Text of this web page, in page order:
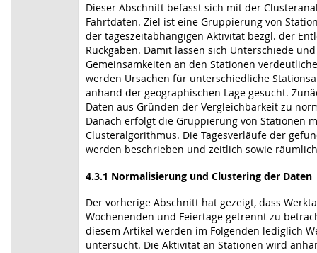
Dieser Abschnitt befasst sich mit der
Fahrtdaten. Ziel ist eine Gruppierung von
der tageszeitabhängigen Aktivität bezgl. der
Rückgaben. Damit lassen sich Unterschiede und
Gemeinsamkeiten an den Stationen
werden Ursachen für unterschiedliche
anhand der geographischen Lage gesucht.
Daten aus Gründen der Vergleichbarkeit zu
Danach erfolgt die Gruppierung von Stationen
Clusteralgorithmus. Die Tagesverläufe der
werden beschrieben und zeitlich sowie
4.3.1 Normalisierung und Clustering der Daten
Der vorherige Abschnitt hat gezeigt, dass
Wochenenden und Feiertage getrennt zu
diesem Artikel werden im Folgenden lediglich
untersucht. Die Aktivität an Stationen wird